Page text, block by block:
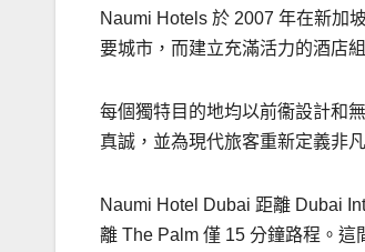
Naumi Hotels 於 2007 年在新加
要城市，而建立充滿活力的酒店組
每個獨特目的地均以前衞設計和
真誠，並為現代旅客重新定義非
Naumi Hotel Dubai 距離 Dubai
離 The Palm 僅 15 分鐘路程。